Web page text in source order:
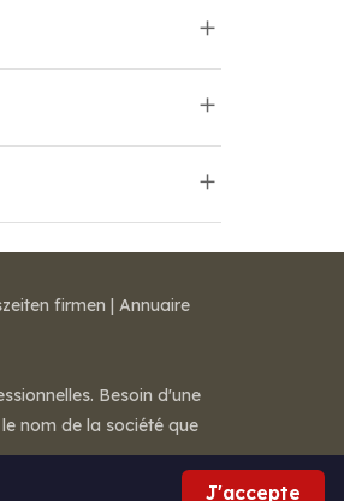
J'accepte
firmen | Annuaire
Besoin d'une
nom de la société que